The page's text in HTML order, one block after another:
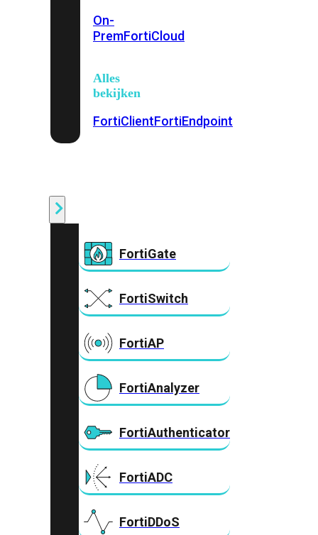
On-
PremFortiCloud
Alles
bekijken
FortiClientFortiEndpoint
FortiGate
FortiSwitch
FortiAP
FortiAnalyzer
FortiAuthenticator
FortiADC
FortiDDoS